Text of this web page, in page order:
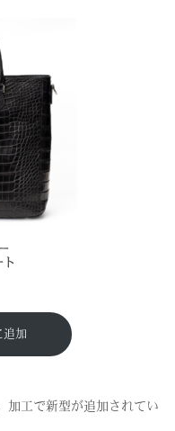
ト
追加
加工で新型が追加されてい